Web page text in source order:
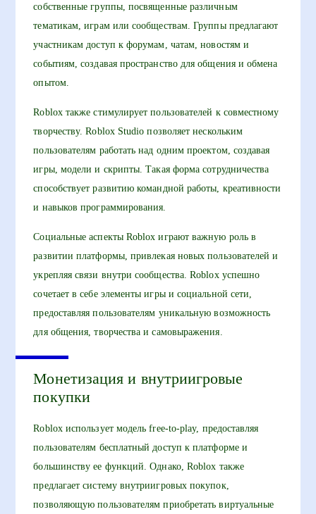
собственные группы, посвященные различным
тематикам, играм или сообществам. Группы предлагают
участникам доступ к форумам, чатам, новостям и
событиям, создавая пространство для общения и обмена
опытом.
Roblox также стимулирует пользователей к совместному
творчеству. Roblox Studio позволяет нескольким
пользователям работать над одним проектом, создавая
игры, модели и скрипты. Такая форма сотрудничества
способствует развитию командной работы, креативности
и навыков программирования.
Социальные аспекты Roblox играют важную роль в
развитии платформы, привлекая новых пользователей и
укрепляя связи внутри сообщества. Roblox успешно
сочетает в себе элементы игры и социальной сети,
предоставляя пользователям уникальную возможность
для общения, творчества и самовыражения.
Монетизация и внутриигровые
покупки
Roblox использует модель free-to-play, предоставляя
пользователям бесплатный доступ к платформе и
большинству ее функций. Однако, Roblox также
предлагает систему внутриигровых покупок,
позволяющую пользователям приобретать виртуальные